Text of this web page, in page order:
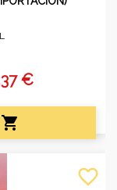
€

favorite_border